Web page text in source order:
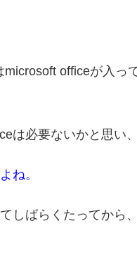
microsoft officeが入っ
は必要ないかと思い
ね。
しばらくたってから